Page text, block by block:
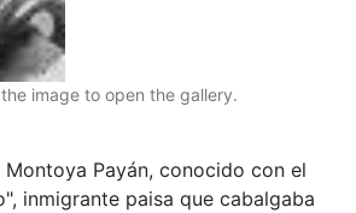
image to open the gallery.
Montoya Payán, conocido con el
inmigrante paisa que cabalgaba